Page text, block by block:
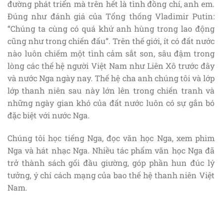
đường phát triển mà trên hết là tình đồng chí, anh em.
Đúng như đánh giá của Tổng thống Vladimir Putin:
“Chúng ta cùng có quá khứ anh hùng trong lao động
cũng như trong chiến đấu”. Trên thế giới, ít có đất nước
nào luôn chiếm một tình cảm sắt son, sâu đậm trong
lòng các thế hệ người Việt Nam như Liên Xô trước đây
và nước Nga ngày nay. Thế hệ cha anh chúng tôi và lớp
lớp thanh niên sau này lớn lên trong chiến tranh và
những ngày gian khó của đất nước luôn có sự gắn bó
đặc biệt với nước Nga.
Chúng tôi học tiếng Nga, đọc văn học Nga, xem phim
Nga và hát nhạc Nga. Nhiều tác phẩm văn học Nga đã
trở thành sách gối đầu giường, góp phần hun đúc lý
tưởng, ý chí cách mạng của bao thế hệ thanh niên Việt
Nam.